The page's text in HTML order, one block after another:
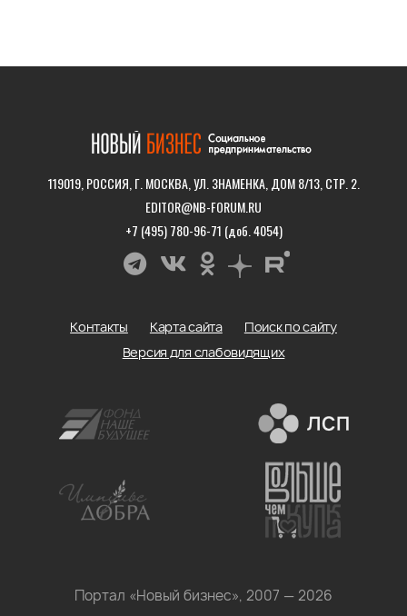
119019, РОССИЯ, Г. МОСКВА, УЛ. ЗНАМЕНКА, ДОМ 8/13, СТР. 2.
EDITOR@NB-FORUM.RU
+7 (495) 780-96-71 (доб. 4054)
Портал «Новый бизнес», 2007 — 2026
Контакты Карта сайта
Поиск по сайту
Версия для слабовидящих